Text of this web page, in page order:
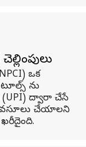
ఒక
ను
ద్వారా చేసే
వసూలు చేయాలని